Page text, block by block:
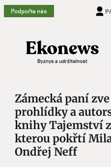
Přeskočit
na
Podpořte nás
Zámecká paní
prohlídky a
knihy Tajemství
kterou pokřtí
Ondřej Neff